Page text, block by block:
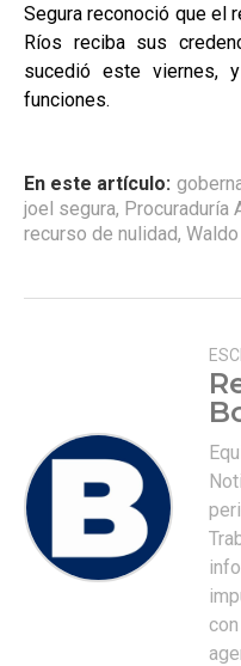
Segura reconoció que el
Ríos reciba sus
sucedió este viernes,
funciones.
En este artículo:
joel segura, Procuraduría
recurso de nulidad,